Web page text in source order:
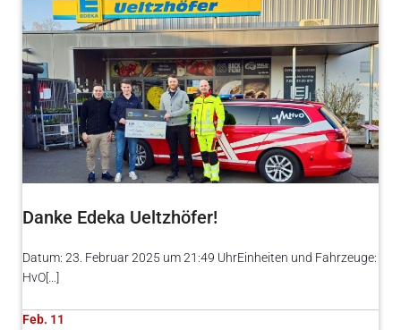
Danke Edeka Ueltzhöfer!
Datum: 23. Februar 2025 um 21:49 UhrEinheiten und Fahrzeuge:
HvO[…]
Feb. 11